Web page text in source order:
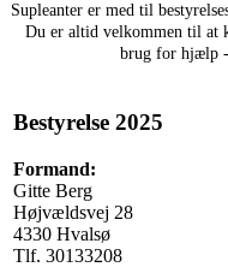
Supleanter er med til
Du er altid velkommen til at
brug for hjælp -
Bestyrelse 2025
Formand:
Gitte Berg
Højvældsvej 28
4330 Hvalsø
Tlf. 30133208